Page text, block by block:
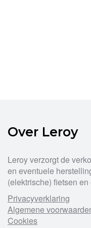
Over Leroy
Leroy verzorgt de
en eventuele
(elektrische) fietsen
Privacyverklaring
Algemene
Cookies